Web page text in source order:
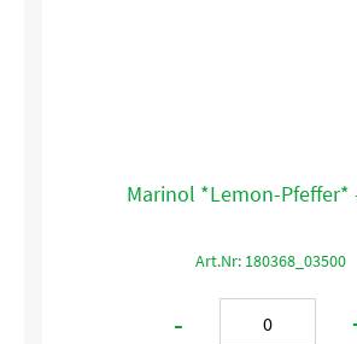
Marinol *Lemon-Pfeffer*
Art.Nr: 180368_03500
-